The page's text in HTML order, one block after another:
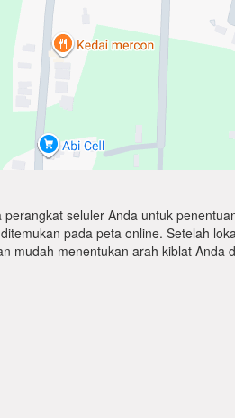
seluler Anda untuk
pada peta online. Setelah
mudah menentukan arah kiblat